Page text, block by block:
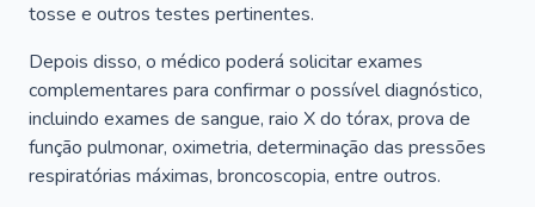
tosse e outros testes pertinentes.
Depois disso, o médico poderá solicitar exames
complementares para confirmar o possível diagnóstico,
incluindo exames de sangue, raio X do tórax, prova de
função pulmonar, oximetria, determinação das pressões
respiratórias máximas, broncoscopia, entre outros.